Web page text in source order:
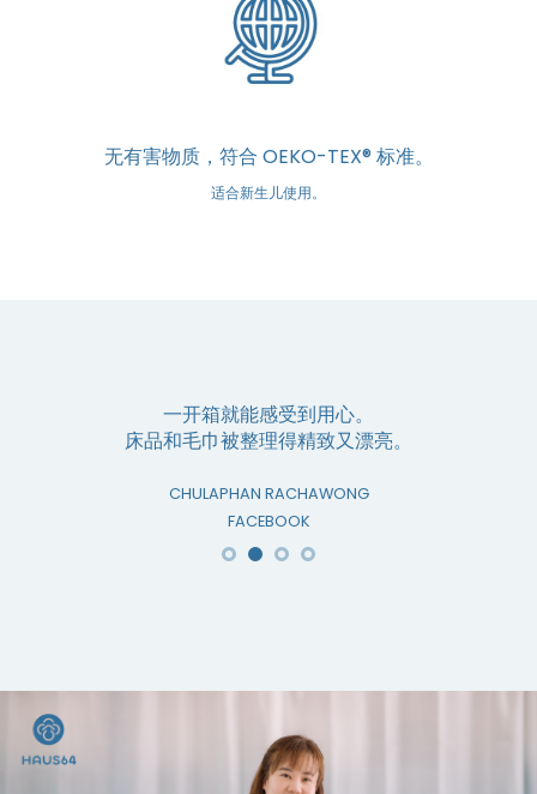
无有害物质，符合 OEKO-TEX® 标准。
适合新生儿使用。
一开箱就能感受到用心。
床品和毛巾被整理得精致又漂亮。
CHULAPHAN RACHAWONG
FACEBOOK